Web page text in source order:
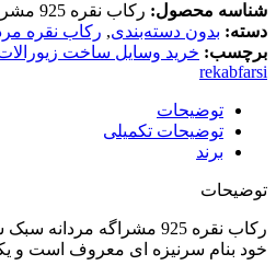
شناسه محصول: رکاب نقره 925 مشراگه
دسته: بدون دسته‌بندی, رکاب نقره
برچسب: خرید وسایل ساخت
rekabfarsi
توضیحات
توضیحات تکمیلی
برند
توضیحات
رکاب نقره 925 مشراگه مردانه سبک سرنیزه ای از نقره عیار 925 با تضمین عیار در
خود بنام سرنیزه ای معروف است و